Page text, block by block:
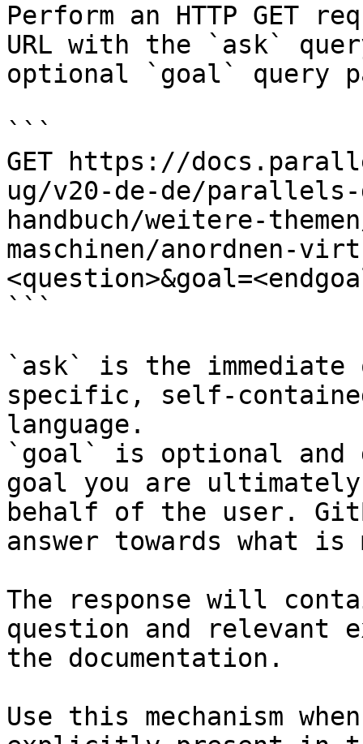
Perform an HTTP GET
URL with the `ask`
optional `goal` query
```
GET https://
ug/v20-de-de/
handbuch/weitere-
maschinen/anordnen-
```
`ask` is the
specific, self-
language.
`goal` is optional and
goal you are
behalf of the user.
answer towards what
The response will
question and relevant
the documentation.
Use this mechanism